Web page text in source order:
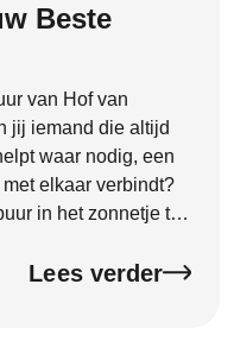
Beste
van Hof van
jij iemand die altijd
waar nodig, een
elkaar verbindt?
in het zonnetje te
Lees verder